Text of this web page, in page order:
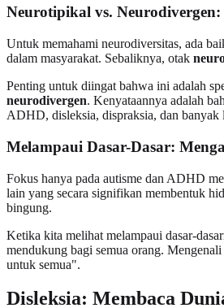
Neurotipikal vs.
Untuk memahami neurodiversitas, ada
dalam masyarakat. Sebaliknya, otak
Penting untuk diingat bahwa ini adalah
neurodivergen. Kenyataannya adalah
ADHD, disleksia, dispraksia, dan banyak
Melampaui Dasar-Dasar:
Fokus hanya pada autisme dan ADHD
lain yang secara signifikan membentuk
bingung.
Ketika kita melihat melampaui dasar-
mendukung bagi semua orang.
untuk semua".
Disleksia: Membaca